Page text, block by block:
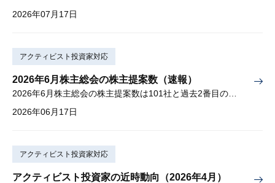
2026年07月17日
アクティビスト投資家対応
2026年6月株主総会の株主提案数（速報）
2026年6月株主総会の株主提案数は101社と過去2番目の多さ
2026年06月17日
アクティビスト投資家対応
アクティビスト投資家の近時動向（2026年4月）